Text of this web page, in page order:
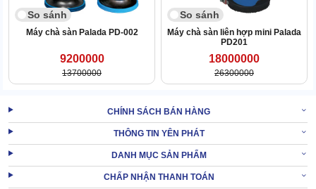
Hiệu quả làm sạch của thiết bị được rất nhiều khách hàng khen
ngợi. Khi vận hành hết công suất, máy có thể dọn sạch 2500m2
mặt sàn/h. Tương đương sức làm việc của 5-7 người trong khoảng
thời gian tương tự.
Cấp nước tiện lợi, nhanh gọn
So sánh
Máy chà sàn Palada PD-002
9200000
13700000
So sánh
Máy chà sàn liên hợp mini Palada
PD201
18000000
26300000
CHÍNH SÁCH BÁN HÀNG
THÔNG TIN YÊN PHÁT
DANH MỤC SẢN PHẨM
CHẤP NHẬN THANH TOÁN